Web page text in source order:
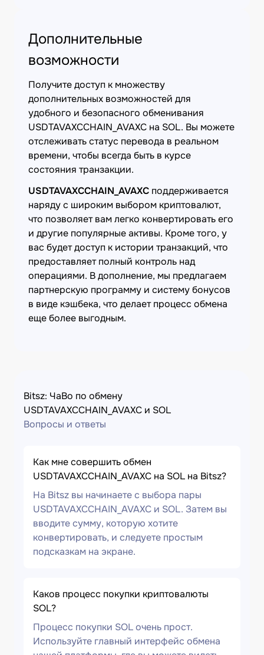
Дополнительные
возможности
Получите доступ к множеству
дополнительных возможностей для
удобного и безопасного обменивания
USDTAVAXCCHAIN_AVAXC на SOL. Вы можете
отслеживать статус перевода в реальном
времени, чтобы всегда быть в курсе
состояния транзакции.
USDTAVAXCCHAIN_AVAXC поддерживается
наряду с широким выбором криптовалют,
что позволяет вам легко конвертировать его
и другие популярные активы. Кроме того, у
вас будет доступ к истории транзакций, что
предоставляет полный контроль над
операциями. В дополнение, мы предлагаем
партнерскую программу и систему бонусов
в виде кэшбека, что делает процесс обмена
еще более выгодным.
Bitsz: ЧаВо по обмену
USDTAVAXCCHAIN_AVAXC и SOL
Вопросы и ответы
Как мне совершить обмен
USDTAVAXCCHAIN_AVAXC на SOL на Bitsz?
На Bitsz вы начинаете с выбора пары
USDTAVAXCCHAIN_AVAXC и SOL. Затем вы
вводите сумму, которую хотите
конвертировать, и следуете простым
подсказкам на экране.
Каков процесс покупки криптовалюты
SOL?
Процесс покупки SOL очень прост.
Используйте главный интерфейс обмена